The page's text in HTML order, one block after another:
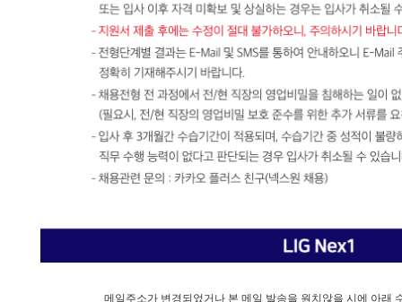
메일주소가 변경되었거나 본 메일 발송을 원치않을 시에 아래